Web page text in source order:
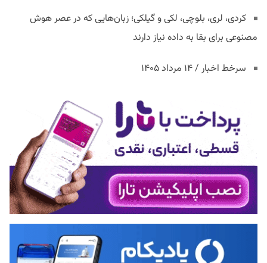
کردی، لری، بلوچی، لکی و گیلکی؛ زبان‌هایی که در عصر هوش
مصنوعی برای بقا به داده نیاز دارند
سرخط اخبار / ۱۴ مرداد ۱۴۰۵